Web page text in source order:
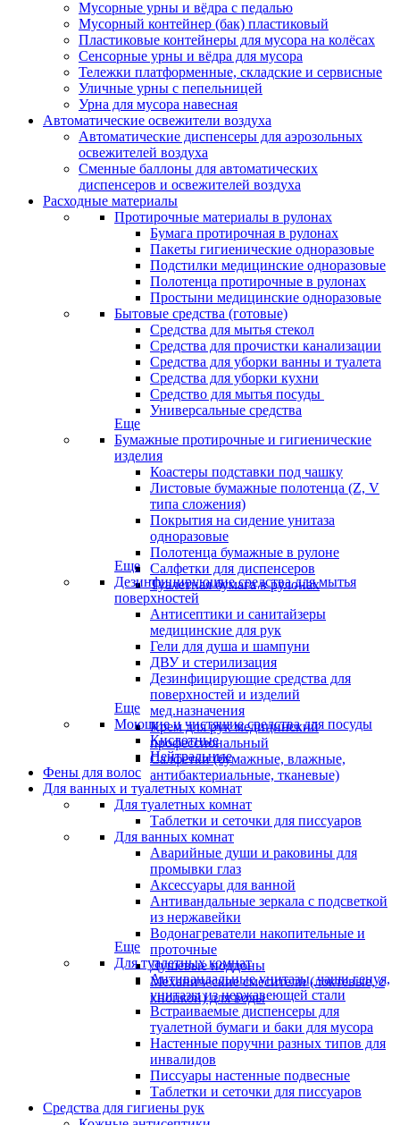
Мусорные урны и вёдра с педалью
Мусорный контейнер (бак) пластиковый
Пластиковые контейнеры для мусора на колёсах
Сенсорные урны и вёдра для мусора
Тележки платформенные, складские и сервисные
Уличные урны с пепельницей
Урна для мусора навесная
Автоматические освежители воздуха
Автоматические диспенсеры для аэрозольных
освежителей воздуха
Сменные баллоны для автоматических
диспенсеров и освежителей воздуха
Расходные материалы
Протирочные материалы в рулонах
Бумага протирочная в рулонах
Пакеты гигиенические одноразовые
Подстилки медицинские одноразовые
Полотенца протирочные в рулонах
Простыни медицинские одноразовые
Бытовые средства (готовые)
Средства для мытья стекол
Средства для прочистки канализации
Средства для уборки ванны и туалета
Средства для уборки кухни
Средство для мытья посуды
Универсальные средства
Еще
Бумажные протирочные и гигиенические
изделия
Коастеры подставки под чашку
Листовые бумажные полотенца (Z, V
типа сложения)
Покрытия на сидение унитаза
одноразовые
Полотенца бумажные в рулоне
Салфетки для диспенсеров
Туалетная бумага в рулонах
Еще
Дезинфицирующие средства для мытья
поверхностей
Антисептики и санитайзеры
медицинские для рук
Гели для душа и шампуни
ДВУ и стерилизация
Дезинфицирующие средства для
поверхностей и изделий
мед.назначения
Крем для рук медицинский
профессиональный
Салфетки (бумажные, влажные,
антибактериальные, тканевые)
Еще
Моющие и чистящие средства для посуды
Кислотные
Нейтральные
Фены для волос
Для ванных и туалетных комнат
Для туалетных комнат
Таблетки и сеточки для писсуаров
Для ванных комнат
Аварийные души и раковины для
промывки глаз
Аксессуары для ванной
Антивандальные зеркала с подсветкой
из нержавейки
Водонагреватели накопительные и
проточные
Душевые поддоны
Механические смесители (локтевые, с
кнопкой) для воды
Еще
Для туалетных комнат
Антивандальные унитазы, чаши генуя,
унитазы из нержавеющей стали
Встраиваемые диспенсеры для
туалетной бумаги и баки для мусора
Настенные поручни разных типов для
инвалидов
Писсуары настенные подвесные
Таблетки и сеточки для писсуаров
Средства для гигиены рук